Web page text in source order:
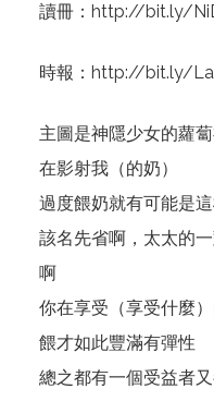
讀冊： http://bit.ly/
時報： http://bit.ly/
主圖是神隱少女的蘿
在影射我（的奶）
過度餵奶就有可能是
該名先省啊，太太的
啊
你在享受（享受什麼
餵才如此豐滿有彈性
總之都有一個受益者